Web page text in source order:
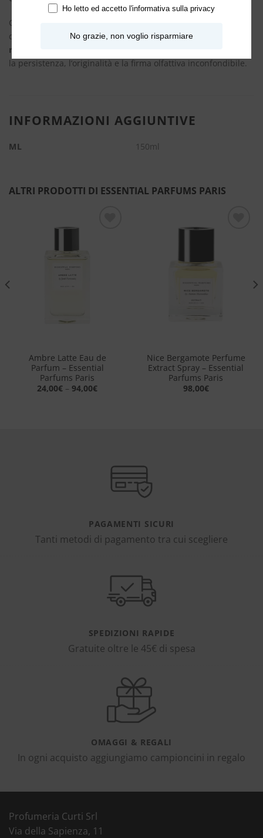
Chi ha già provato questa fragranza ne parla come di una
delle creazioni più intense e riconoscibili della maison: le
recensioni di Patchouli Mania profumo
la persistenza, l’originalità e la firma olfattiva inconfondibile.
INFORMAZIONI AGGIUNTIVE
ML 150ml
ALTRI PRODOTTI DI ESSENTIAL PARFUMS PARIS
Ambre Latte Eau de
Parfum – Essential
Parfums Paris
24,00€ – 94,00€
Nice Bergamote Perfume
Extract Spray​ – Essential
Parfums Paris
98,00€
PAGAMENTI SICURI
Tanti metodi di pagamento tra cui scegliere
SPEDIZIONI RAPIDE
Gratuite oltre le 45€ di spesa
OMAGGI & REGALI
In ogni acquisto aggiungiamo campioncini in regalo
Profumeria Curti Srl
Via della Sapienza, 11
Ho letto ed accetto l'informativa sulla privacy
No grazie, non voglio risparmiare